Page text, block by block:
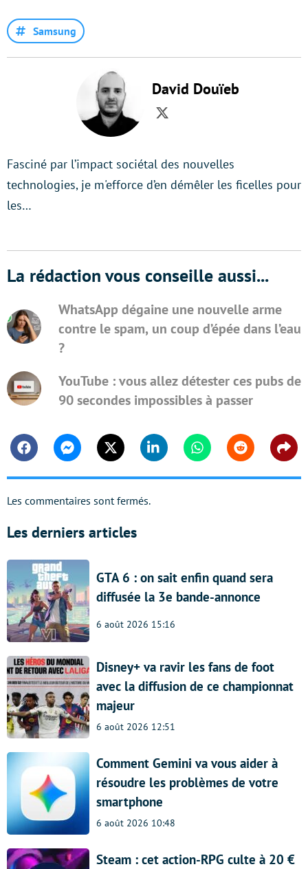
Samsung
David Douïeb
Twitter
Fasciné par l’impact sociétal des nouvelles
technologies, je m'efforce d’en démêler les ficelles pour
les…
La rédaction vous conseille aussi...
WhatsApp dégaine une nouvelle arme
contre le spam, un coup d’épée dans l’eau
?
YouTube : vous allez détester ces pubs de
90 secondes impossibles à passer
FacebookMessengerTwitter Linkedin WhatsappReddit
Les commentaires sont fermés.
Les derniers articles
GTA 6 : on sait enfin quand sera
diffusée la 3e bande-annonce
6 août 2026 15:16
Disney+ va ravir les fans de foot
avec la diffusion de ce championnat
majeur
6 août 2026 12:51
Comment Gemini va vous aider à
résoudre les problèmes de votre
smartphone
6 août 2026 10:48
Steam : cet action-RPG culte à 20 €